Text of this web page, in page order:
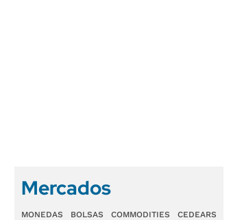
Mercados
MONEDAS BOLSAS COMMODITIES CEDEARS